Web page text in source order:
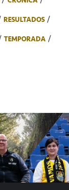
RESULTADOS
TEMPORADA